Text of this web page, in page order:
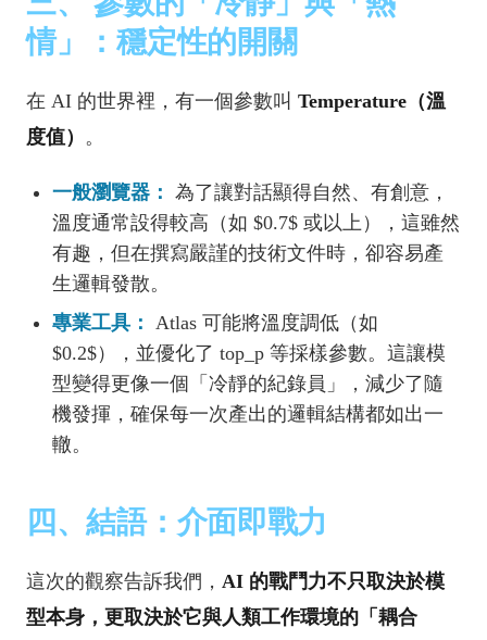
情」：穩定性的開關
在 AI 的世界裡，有一個參數叫 Temperature（溫
度值） 。
一般瀏覽器： 為了讓對話顯得自然、有創意，
溫度通常設得較高（如 $0.7$ 或以上），這雖然
有趣，但在撰寫嚴謹的技術文件時，卻容易產
生邏輯發散。
專業工具：
Atlas 可能將溫度調低（如
$0.2$），並優化了 top_p 等採樣參數。這讓模
型變得更像一個「冷靜的紀錄員」，減少了隨
機發揮，確保每一次產出的邏輯結構都如出一
轍。
四、結語：介面即戰力
這次的觀察告訴我們， AI 的戰鬥力不只取決於模
型本身，更取決於它與人類工作環境的「耦合